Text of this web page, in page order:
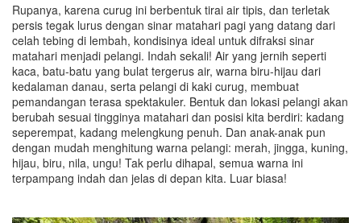
Rupanya, karena curug ini berbentuk tirai air tipis, dan terletak
persis tegak lurus dengan sinar matahari pagi yang datang dari
celah tebing di lembah, kondisinya ideal untuk difraksi sinar
matahari menjadi pelangi. Indah sekali! Air yang jernih seperti
kaca, batu-batu yang bulat tergerus air, warna biru-hijau dari
kedalaman danau, serta pelangi di kaki curug, membuat
pemandangan terasa spektakuler. Bentuk dan lokasi pelangi akan
berubah sesuai tingginya matahari dan posisi kita berdiri: kadang
seperempat, kadang melengkung penuh. Dan anak-anak pun
dengan mudah menghitung warna pelangi: merah, jingga, kuning,
hijau, biru, nila, ungu! Tak perlu dihapal, semua warna ini
terpampang indah dan jelas di depan kita. Luar biasa!